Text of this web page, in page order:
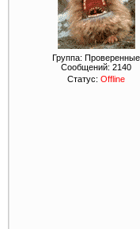
Группа: Проверенные
Сообщений: 2140
Статус: Offline